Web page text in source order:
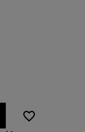
favorite_border